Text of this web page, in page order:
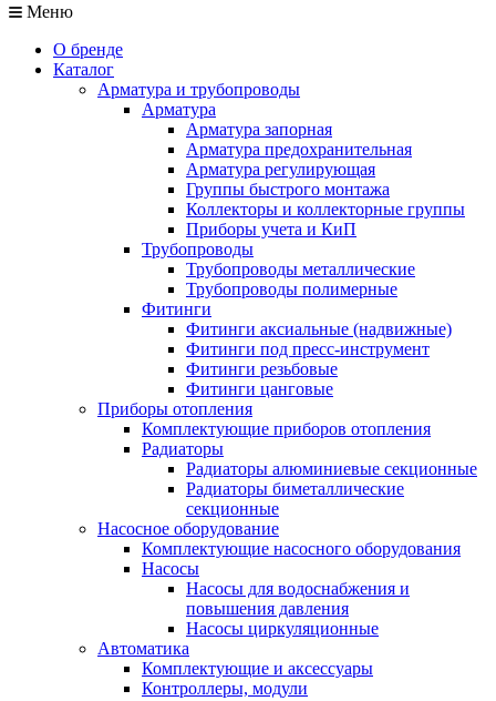
Меню
О бренде
Каталог
Арматура и трубопроводы
Арматура
Арматура запорная
Арматура предохранительная
Арматура регулирующая
Группы быстрого монтажа
Коллекторы и коллекторные группы
Приборы учета и КиП
Трубопроводы
Трубопроводы металлические
Трубопроводы полимерные
Фитинги
Фитинги аксиальные (надвижные)
Фитинги под пресс-инструмент
Фитинги резьбовые
Фитинги цанговые
Приборы отопления
Комплектующие приборов отопления
Радиаторы
Радиаторы алюминиевые секционные
Радиаторы биметаллические
секционные
Насосное оборудование
Комплектующие насосного оборудования
Насосы
Насосы для водоснабжения и
повышения давления
Насосы циркуляционные
Автоматика
Комплектующие и аксессуары
Контроллеры, модули